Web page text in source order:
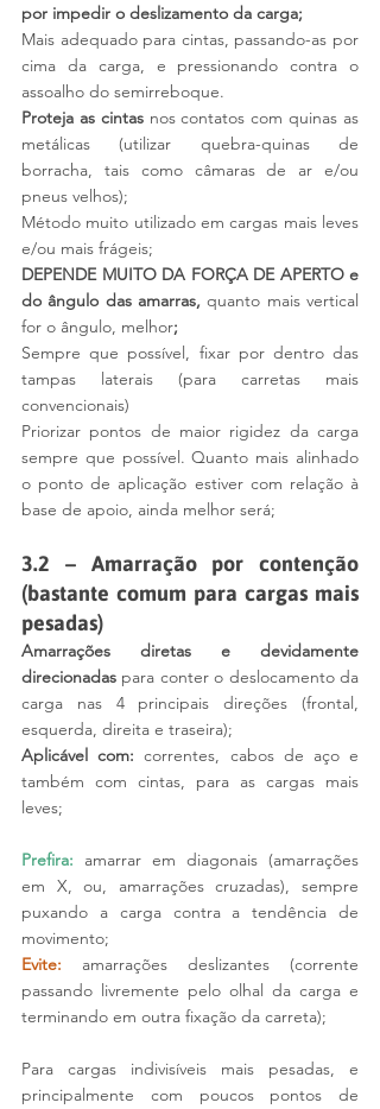
por impedir o deslizamento da carga;
Mais adequado para cintas, passando-as por
cima da carga, e pressionando contra o
assoalho do semirreboque.
Proteja as cintas nos contatos com quinas as
metálicas (utilizar quebra-quinas de
borracha, tais como câmaras de ar e/ou
pneus velhos);
Método muito utilizado em cargas mais leves
e/ou mais frágeis;
DEPENDE MUITO DA FORÇA DE APERTO e
do ângulo das amarras, quanto mais vertical
for o ângulo, melhor;
Sempre que possível, fixar por dentro das
tampas laterais (para carretas mais
convencionais)
Priorizar pontos de maior rigidez da carga
sempre que possível. Quanto mais alinhado
o ponto de aplicação estiver com relação à
base de apoio, ainda melhor será;
3.2 – Amarração por contenção
(bastante comum para cargas mais
pesadas)
Amarrações diretas e devidamente
direcionadas para conter o deslocamento da
carga nas 4 principais direções (frontal,
esquerda, direita e traseira);
Aplicável com: correntes, cabos de aço e
também com cintas, para as cargas mais
leves;
Prefira: amarrar em diagonais (amarrações
em X, ou, amarrações cruzadas), sempre
puxando a carga contra a tendência de
movimento;
Evite:
amarrações deslizantes (corrente
passando livremente pelo olhal da carga e
terminando em outra fixação da carreta);
Para cargas indivisíveis mais pesadas, e
principalmente com poucos pontos de